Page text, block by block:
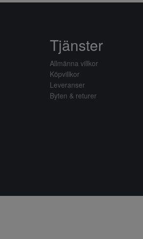
Tjänster
Allmänna villkor
Köpvillkor
Leveranser
Byten & returer